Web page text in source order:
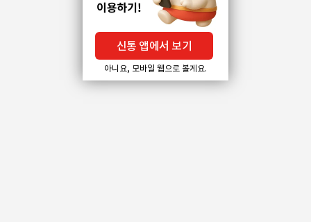
신통 앱에서 보기
아니요, 모바일 웹으로 볼게요.